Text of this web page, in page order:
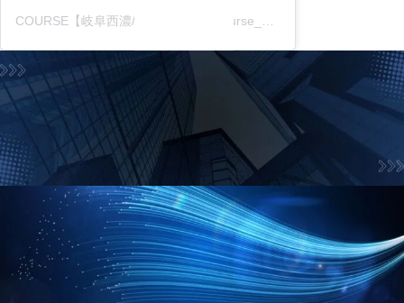
お問合せフォーム
お気軽にお問合せ下さい